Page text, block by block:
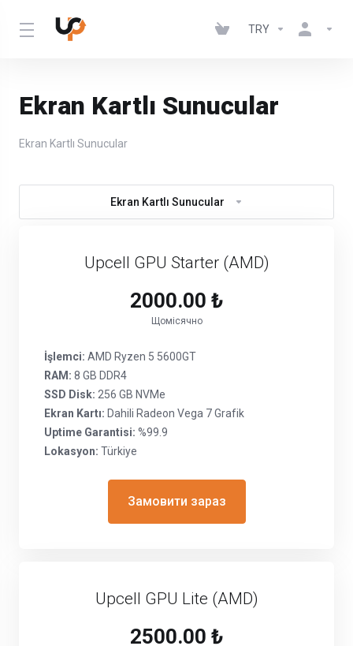
TRY
Ekran Kartlı Sunucular
Ekran Kartlı Sunucular
Ekran Kartlı Sunucular
Upcell GPU Starter (AMD)
2000.00 ₺
Щомісячно
İşlemci: AMD Ryzen 5 5600GT
RAM: 8 GB DDR4
SSD Disk: 256 GB NVMe
Ekran Kartı: Dahili Radeon Vega 7 Grafik
Uptime Garantisi: %99.9
Lokasyon: Türkiye
Замовити зараз
Upcell GPU Lite (AMD)
2500.00 ₺